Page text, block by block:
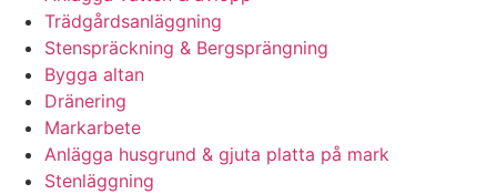
Trädgårdsanläggning
Stenspräckning & Bergsprängning
Bygga altan
Dränering
Markarbete
Anlägga husgrund & gjuta platta på mark
Stenläggning